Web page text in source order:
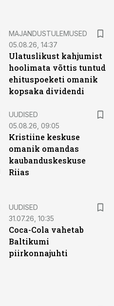
MAJANDUSTULEMUSED
05.08.26, 14:37
Ulatuslikust kahjumist
hoolimata võttis tuntud
ehituspoeketi omanik
kopsaka dividendi
UUDISED
05.08.26, 09:05
Kristiine keskuse
omanik omandas
kaubanduskeskuse
Riias
UUDISED
31.07.26, 10:35
Coca-Cola vahetab
Baltikumi
piirkonnajuhti